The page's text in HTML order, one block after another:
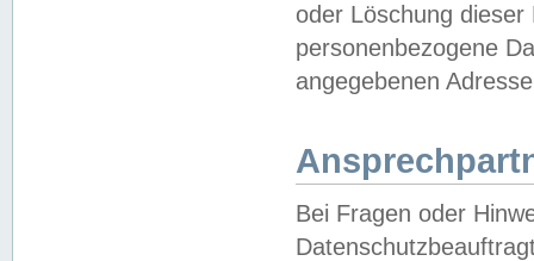
oder Löschung
personenbezogene
angegebenen
Bei Fragen oder